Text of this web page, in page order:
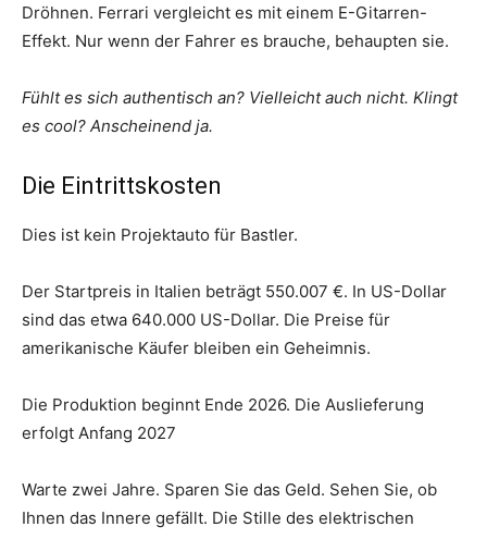
Dröhnen. Ferrari vergleicht es mit einem E-Gitarren-
Effekt. Nur wenn der Fahrer es brauche, behaupten sie.
Fühlt es sich authentisch an? Vielleicht auch nicht. Klingt
es cool? Anscheinend ja.
Die Eintrittskosten
Dies ist kein Projektauto für Bastler.
Der Startpreis in Italien beträgt 550.007 €. In US-Dollar
sind das etwa 640.000 US-Dollar. Die Preise für
amerikanische Käufer bleiben ein Geheimnis.
Die Produktion beginnt Ende 2026. Die Auslieferung
erfolgt Anfang 2027
Warte zwei Jahre. Sparen Sie das Geld. Sehen Sie, ob
Ihnen das Innere gefällt. Die Stille des elektrischen